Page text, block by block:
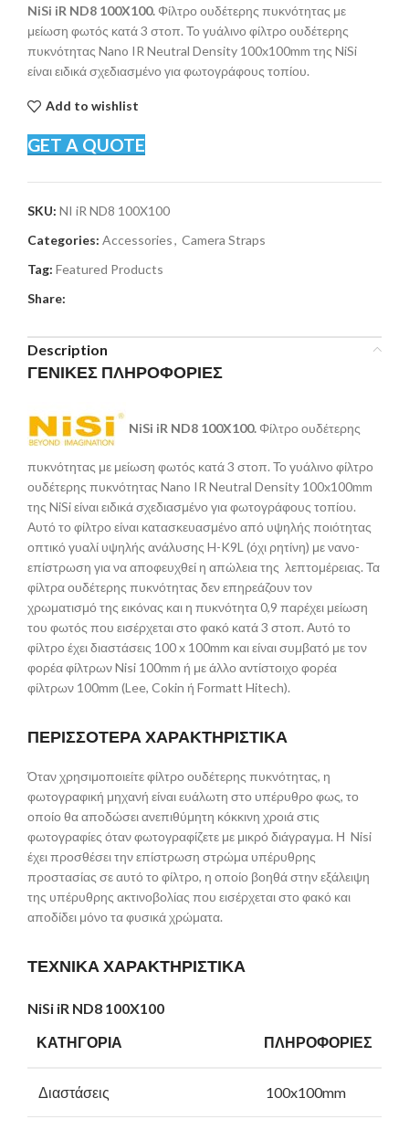
NiSi iR ND8 100X100. Φίλτρο ουδέτερης πυκνότητας με
μείωση φωτός κατά 3 στοπ. Το γυάλινο φίλτρο ουδέτερης
πυκνότητας Nano IR Neutral Density 100x100mm της NiSi
είναι ειδικά σχεδιασμένο για φωτογράφους τοπίου.
Add to wishlist
GET A QUOTE
SKU: NI iR ND8 100X100
Categories: Accessories, Camera Straps
Tag: Featured Products
Share:
Description
ΓΕΝΙΚΕΣ ΠΛΗΡΟΦΟΡΙΕΣ
NiSi iR ND8 100X100. Φίλτρο ουδέτερης
πυκνότητας με μείωση φωτός κατά 3 στοπ. Το γυάλινο φίλτρο
ουδέτερης πυκνότητας Nano IR Neutral Density 100x100mm
της NiSi είναι ειδικά σχεδιασμένο για φωτογράφους τοπίου.
Αυτό το φίλτρο είναι κατασκευασμένο από υψηλής ποιότητας
οπτικό γυαλί υψηλής ανάλυσης H-K9L (όχι ρητίνη) με νανο-
επίστρωση για να αποφευχθεί η απώλεια της λεπτομέρειας. Τα
φίλτρα ουδέτερης πυκνότητας δεν επηρεάζουν τον
χρωματισμό της εικόνας και η πυκνότητα 0,9 παρέχει μείωση
του φωτός που εισέρχεται στο φακό κατά 3 στοπ. Αυτό το
φίλτρο έχει διαστάσεις 100 x 100mm και είναι συμβατό με τον
φορέα φίλτρων Nisi 100mm ή με άλλο αντίστοιχο φορέα
φίλτρων 100mm (Lee, Cokin ή Formatt Hitech).
ΠΕΡΙΣΣΟΤΕΡΑ ΧΑΡΑΚΤΗΡΙΣΤΙΚΑ
Όταν χρησιμοποιείτε φίλτρο ουδέτερης πυκνότητας, η
φωτογραφική μηχανή είναι ευάλωτη στο υπέρυθρο φως, το
οποίο θα αποδώσει ανεπιθύμητη κόκκινη χροιά στις
φωτογραφίες όταν φωτογραφίζετε με μικρό διάγραγμα. Η Nisi
έχει προσθέσει την επίστρωση στρώμα υπέρυθρης
προστασίας σε αυτό το φίλτρο, η οποίο βοηθά στην εξάλειψη
της υπέρυθρης ακτινοβολίας που εισέρχεται στο φακό και
αποδίδει μόνο τα φυσικά χρώματα.
ΤΕΧΝΙΚΑ ΧΑΡΑΚΤΗΡΙΣΤΙΚΑ
NiSi iR ND8 100X100
ΚΑΤΗΓΟΡΙΑ ΠΛΗΡΟΦΟΡΙΕΣ
Διαστάσεις 100x100mm